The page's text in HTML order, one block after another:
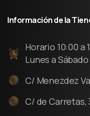
Informacióndela
Horario 10:00 a
Lunes a Sábado
C/ Menezdez
C/ de Carretas,